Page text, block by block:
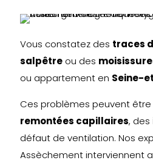
Vous constatez des traces
salpêtre ou des
ou appartement en Seine-
Ces problèmes peuvent être
remontées capillaires, des
défaut de ventilation. Nos
Assèchement interviennent